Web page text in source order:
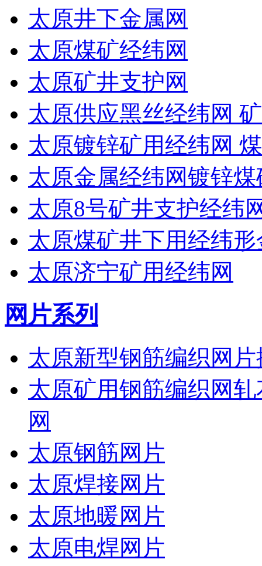
太原井下金属网
太原煤矿经纬网
太原矿井支护网
太原供应黑丝经纬网
太原镀锌矿用经纬网
太原金属经纬网镀锌
太原8号矿井支护经纬
太原煤矿井下用经纬
太原济宁矿用经纬网
网片系列
太原新型钢筋编织网
太原矿用钢筋编织网
网
太原钢筋网片
太原焊接网片
太原地暖网片
太原电焊网片